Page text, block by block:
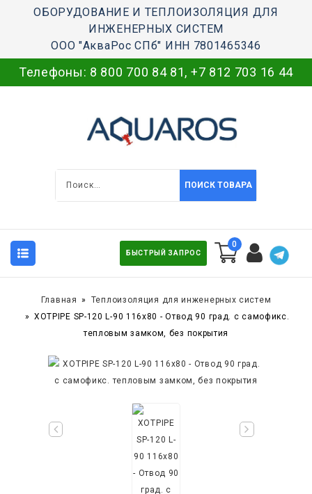
ОБОРУДОВАНИЕ И ТЕПЛОИЗОЛЯЦИЯ ДЛЯ
ИНЖЕНЕРНЫХ СИСТЕМ
ООО "АкваРос СПб" ИНН 7801465346
Телефоны: 8 800 700 84 81, +7 812 703 16 44
ПОИСК ТОВАРА
БЫСТРЫЙ ЗАПРОС
0
Главная
Теплоизоляция для инженерных систем
XOTPIPE SP-120 L-90 116x80 - Отвод 90 град. c самофикс.
тепловым замком, без покрытия